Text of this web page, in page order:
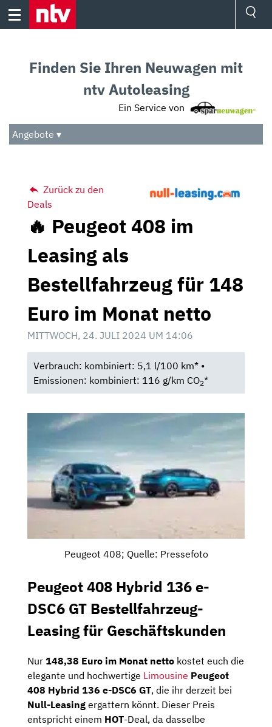
Skip
Audio
Das Beste
Finden Sie Ihren Neuwagen mit
ntv Autoleasing
Ein Service von
Angebote ▾
Zurück zu den
Deals
🔥 Peugeot 408 im
Leasing als
Bestellfahrzeug für 148
Euro im Monat netto
MITTWOCH, 24. JULI 2024 UM 14:06
Verbrauch: kombiniert: 5,1 l/100 km* •
Emissionen: kombiniert: 116 g/km CO2*
Peugeot 408; Quelle: Pressefoto
Peugeot 408 Hybrid 136 e-
DSC6 GT Bestellfahrzeug-
Leasing für Geschäftskunden
Nur 148,38 Euro im Monat netto kostet euch die
elegante und hochwertige Limousine Peugeot
408 Hybrid 136 e-DSC6 GT, die ihr derzeit bei
Null-Leasing ergattern könnt. Dieser Preis
entspricht einem HOT-Deal, da dasselbe